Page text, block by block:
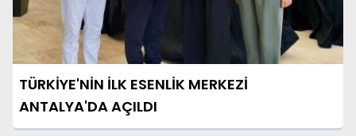
TÜRKİYE'NİN İLK ESENLİK MERKEZİ
ANTALYA'DA AÇILDI